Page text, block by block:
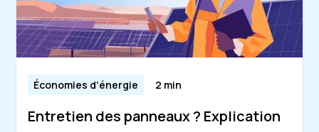
Économies d'énergie 2 min
Entretien des panneaux ? Explication